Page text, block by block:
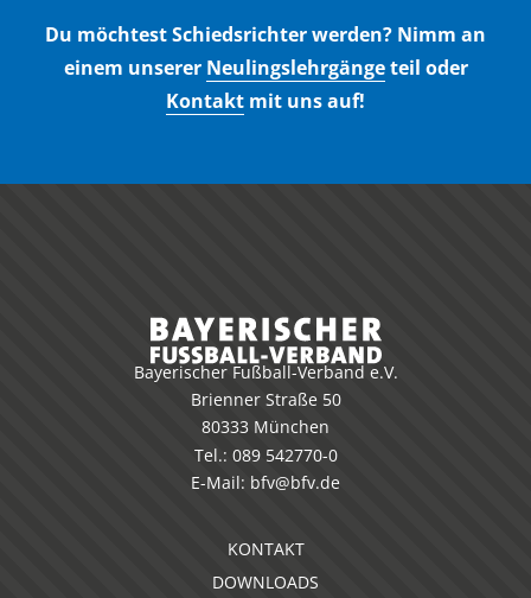
Du möchtest Schiedsrichter werden? Nimm an
einem unserer Neulingslehrgängeteil oder
Kontakt mit uns auf!
Bayerischer Fußball-Verband e.V.
Brienner Straße 50
80333 München
Tel.: 089 542770-0
E-Mail: bfv@bfv.de
KONTAKT
DOWNLOADS